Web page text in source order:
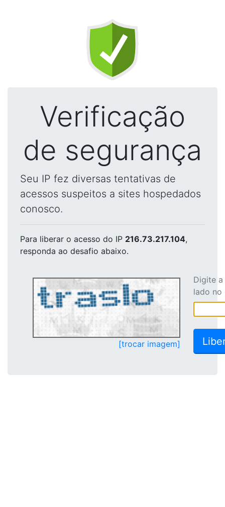
Verificação
de segurança
Seu IP fez diversas tentativas de
acessos suspeitos a sites hospedados
conosco.
Para liberar o acesso do IP 216.73.217.104,
responda ao desafio abaixo.
[trocar imagem]
Digite
lado no